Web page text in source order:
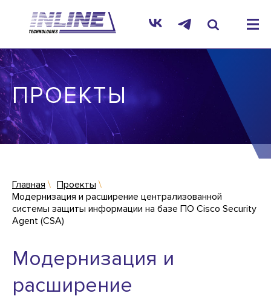
ПРОЕКТЫ
Главная
Проекты
Модернизация и расширение централизованной
системы защиты информации на базе ПО Cisco Security
Agent (CSA)
Модернизация и
расширение